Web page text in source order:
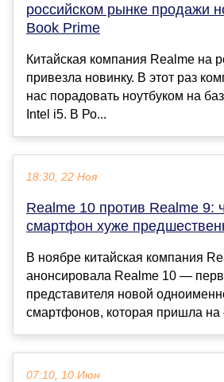
российском рынке продажи
Book Prime
Китайская компания Realme на
привезла новинку. В этот раз
нас порадовать ноутбуком на
Intel i5. В Ро...
18:30, 22 Ноя
Realme 10 против Realme 9:
смартфон хуже
В ноябре китайская компания
анонсировала Realme 10 —
представителя новой
смартфонов, которая пришла на
07:10, 10 Июн